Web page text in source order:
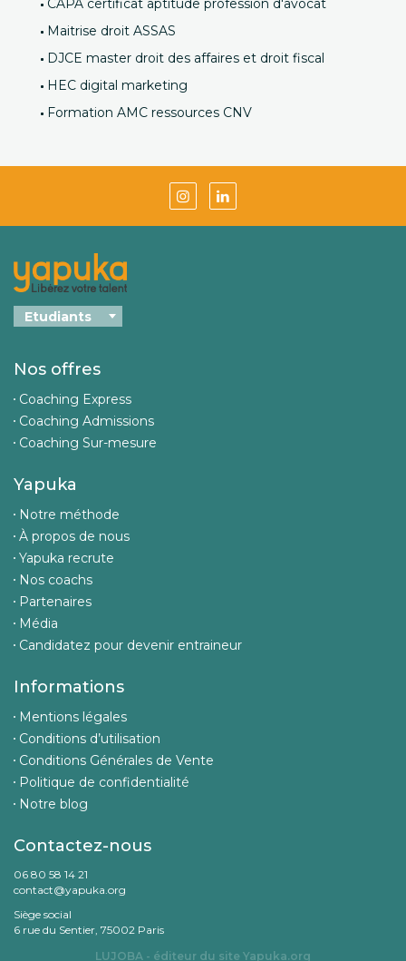
CAPA certificat aptitude profession d'avocat
Maitrise droit ASSAS
DJCE master droit des affaires et droit fiscal
HEC digital marketing
Formation AMC ressources CNV
Nos offres
Coaching Express
Coaching Admissions
Coaching Sur-mesure
Yapuka
Notre méthode
À propos de nous
Yapuka recrute
Nos coachs
Partenaires
Média
Candidatez pour devenir entraineur
Informations
Mentions légales
Conditions d’utilisation
Conditions Générales de Vente
Politique de confidentialité
Notre blog
Contactez-nous
06 80 58 14 21
contact@yapuka.org
Siège social
6 rue du Sentier, 75002 Paris
LUJOBA - éditeur du site Yapuka.org